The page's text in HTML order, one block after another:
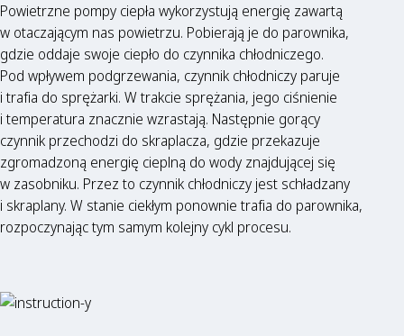
Powietrzne pompy ciepła wykorzystują energię zawartą
w otaczającym nas powietrzu. Pobierają je do parownika,
gdzie oddaje swoje ciepło do czynnika chłodniczego.
Pod wpływem podgrzewania, czynnik chłodniczy paruje
i trafia do sprężarki. W trakcie sprężania, jego ciśnienie
i temperatura znacznie wzrastają. Następnie gorący
czynnik przechodzi do skraplacza, gdzie przekazuje
zgromadzoną energię cieplną do wody znajdującej się
w zasobniku. Przez to czynnik chłodniczy jest schładzany
i skraplany. W stanie ciekłym ponownie trafia do parownika,
rozpoczynając tym samym kolejny cykl procesu.